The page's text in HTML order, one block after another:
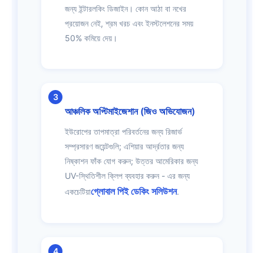
জন্য ইন্টারলকিং ডিজাইন। কোন আঠা বা নখের
প্রয়োজন নেই, শ্রম খরচ এবং ইনস্টলেশনের সময়
50% কমিয়ে দেয়।
আঞ্চলিক অপ্টিমাইজেশান (জিও অভিযোজন)
ইউরোপের তাপমাত্রা পরিবর্তনের জন্য রিজার্ভ
সম্প্রসারণ জয়েন্টগুলি; এশিয়ার আর্দ্রতার জন্য
নিষ্কাশন ফাঁক যোগ করুন; উত্তর আমেরিকার জন্য
UV-স্থিতিশীল ক্লিপ ব্যবহার করুন - এর জন্য
একচেটিয়াগ্লোবাল পিই ডেকিং সলিউশন.